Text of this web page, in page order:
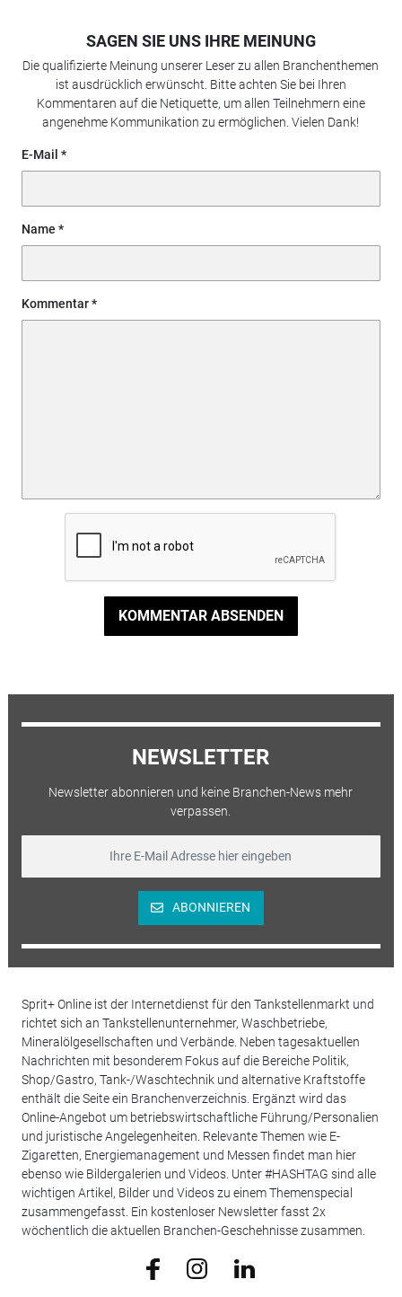
SAGEN SIE UNS IHRE MEINUNG
Die qualifizierte Meinung unserer Leser zu allen Branchenthemen
ist ausdrücklich erwünscht. Bitte achten Sie bei Ihren
Kommentaren auf die Netiquette, um allen Teilnehmern eine
angenehme Kommunikation zu ermöglichen. Vielen Dank!
E-Mail
Name
Kommentar
KOMMENTAR ABSENDEN
NEWSLETTER
Newsletter abonnieren und keine Branchen-News mehr
verpassen.
ABONNIEREN
Sprit+ Online ist der Internetdienst für den Tankstellenmarkt und
richtet sich an Tankstellenunternehmer, Waschbetriebe,
Mineralölgesellschaften und Verbände. Neben tagesaktuellen
Nachrichten mit besonderem Fokus auf die Bereiche Politik,
Shop/Gastro, Tank-/Waschtechnik und alternative Kraftstoffe
enthält die Seite ein Branchenverzeichnis. Ergänzt wird das
Online-Angebot um betriebswirtschaftliche Führung/Personalien
und juristische Angelegenheiten. Relevante Themen wie E-
Zigaretten, Energiemanagement und Messen findet man hier
ebenso wie Bildergalerien und Videos. Unter #HASHTAG sind alle
wichtigen Artikel, Bilder und Videos zu einem Themenspecial
zusammengefasst. Ein kostenloser Newsletter fasst 2x
wöchentlich die aktuellen Branchen-Geschehnisse zusammen.